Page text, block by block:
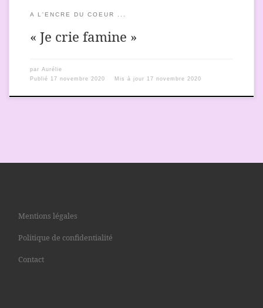
A L'ENCRE DU COEUR ...
« Je crie famine »
par Aurélie
Publié 17 novembre 2020 Mis à jour 17 novembre 2020
Mentions légales
Politique de confidentialité
Contact